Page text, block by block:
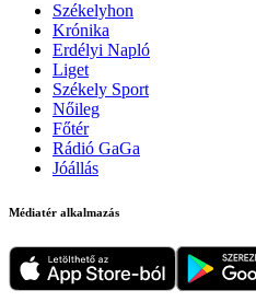
Székelyhon
Krónika
Erdélyi Napló
Liget
Székely Sport
Nőileg
Főtér
Rádió GaGa
Jóállás
Médiatér alkalmazás